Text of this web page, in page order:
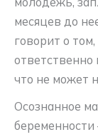
месяцев до
говорит о
что не может
Осознанное